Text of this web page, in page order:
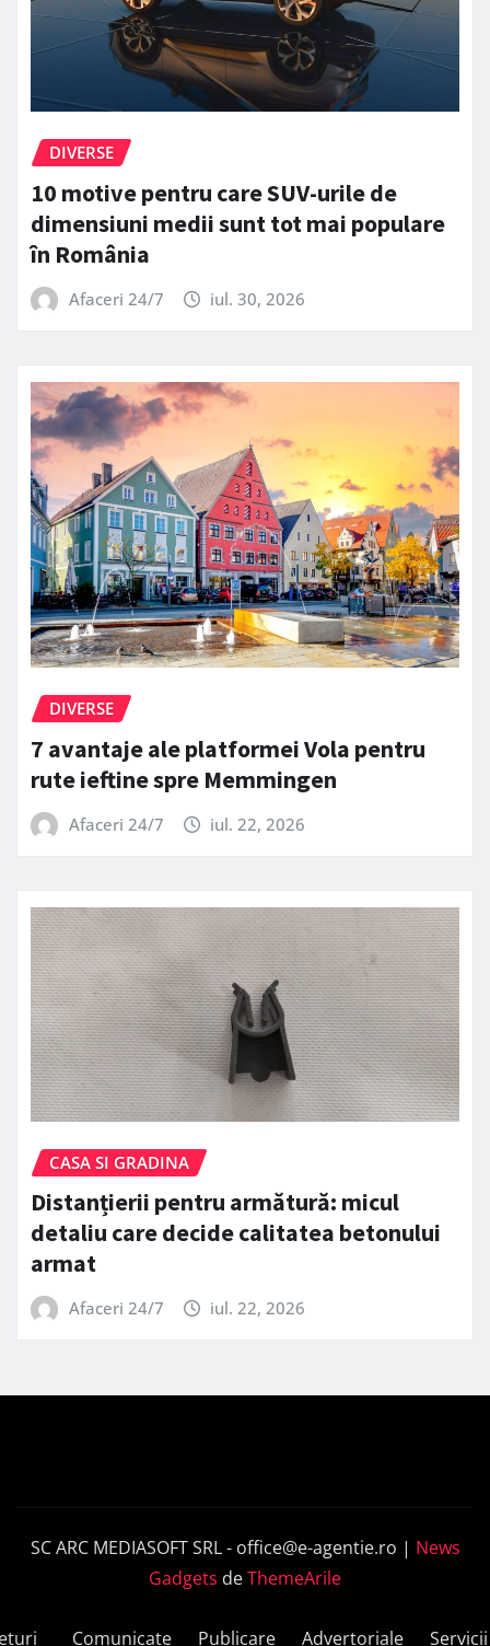
DIVERSE
10 motive pentru care SUV-urile de
dimensiuni medii sunt tot mai populare
în România
Afaceri 24/7 iul. 30, 2026
DIVERSE
7 avantaje ale platformei Vola pentru
rute ieftine spre Memmingen
Afaceri 24/7 iul. 22, 2026
CASA SI GRADINA
Distanțierii pentru armătură: micul
detaliu care decide calitatea betonului
armat
Afaceri 24/7 iul. 22, 2026
SC ARC MEDIASOFT SRL - office@e-agentie.ro | News
Gadgets deThemeArile
Comunicate Publicare Advertoriale Servicii